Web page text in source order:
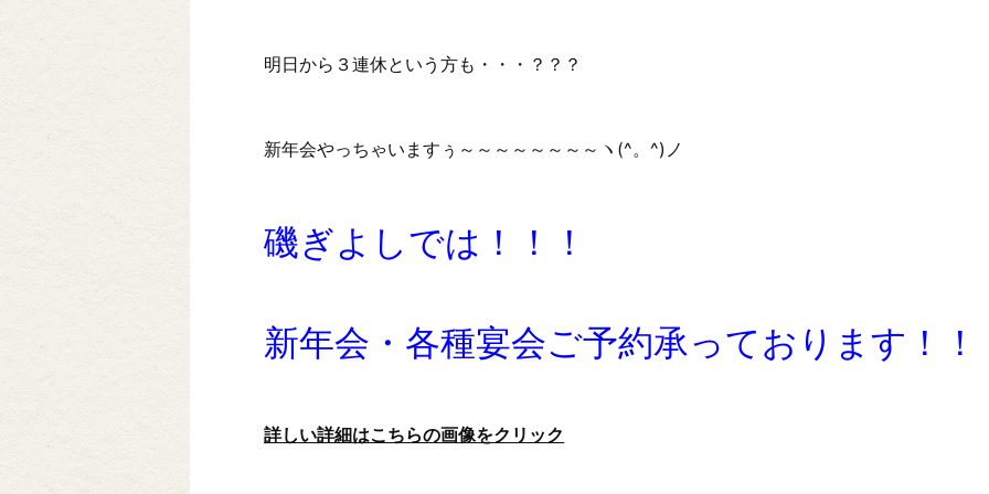
明日から３連休という方も・・・？？？
新年会やっちゃいますぅ～～～～～～～～ヽ(^。^)ノ
磯ぎよしでは！！！
新年会・各種宴会ご予約承っております！！
詳しい詳細はこちらの画像をクリック